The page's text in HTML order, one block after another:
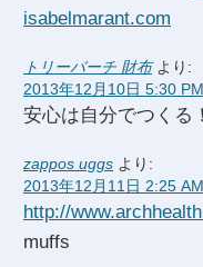
isabelmarant.com
トリーバーチ 財布 より:
2013年12月10日 5:30 PM
安心は自分でつくる！
zappos uggs より:
2013年12月11日 2:25 AM
http://
muffs